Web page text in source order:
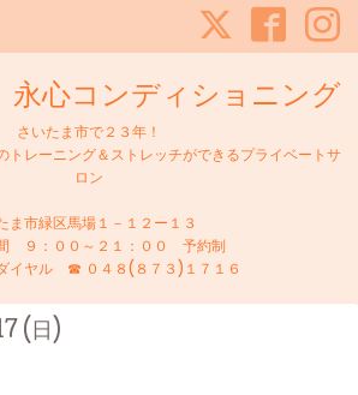
心コンディショニング
さいたま市で２３年！
トレーニング＆ストレッチができるプライベートサ
ロン
ま市緑区馬場１－１２ー１３
９：００～２１：００ 予約制
イヤル ☎ ０４８(８７３)１７１６
(日)